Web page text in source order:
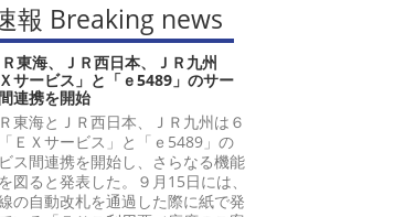
報 Breaking news
東海、ＪＲ西日本、ＪＲ九州
Ｘサービス」と「ｅ5489」のサー
連携を開始
東海とＪＲ西日本、ＪＲ九州は６
ＥＸサービス」と「ｅ5489」の
ス間連携を開始し、さらなる機能
図ると発表した。９月15日には、
の自動改札を通過した際に紙で発